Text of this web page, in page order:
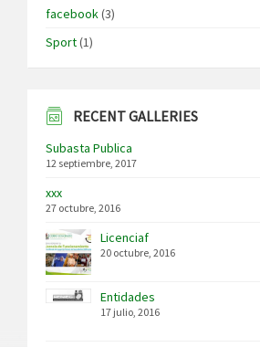
facebook(3)
Sport(1)
RECENT GALLERIES
Subasta Publica
12 septiembre, 2017
xxx
27 octubre, 2016
Licenciaf
20 octubre, 2016
Entidades
17 julio, 2016